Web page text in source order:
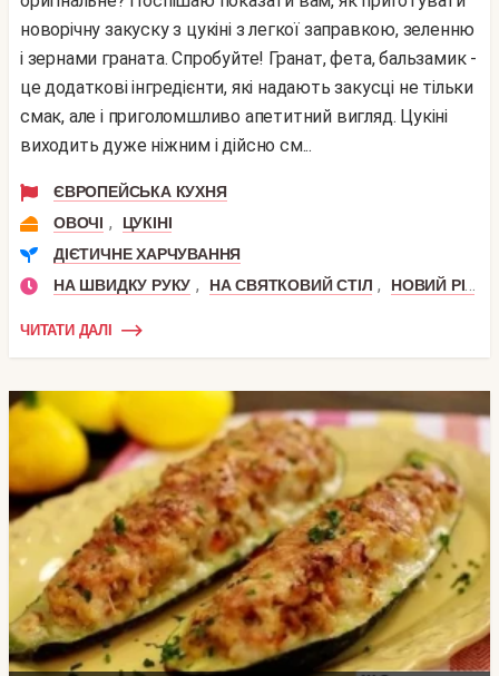
новорічну закуску з цукіні з легкої заправкою, зеленню
і зернами граната. Спробуйте! Гранат, фета, бальзамик -
це додаткові інгредієнти, які надають закусці не тільки
смак, але і приголомшливо апетитний вигляд. Цукіні
виходить дуже ніжним і дійсно см...
ЄВРОПЕЙСЬКА КУХНЯ
ОВОЧІ ,
ЦУКІНІ
ДІЄТИЧНЕ ХАРЧУВАННЯ
НА ШВИДКУ РУКУ , НА СВЯТКОВИЙ СТІЛ , НОВИЙ РІК
ЧИТАТИ ДАЛІ